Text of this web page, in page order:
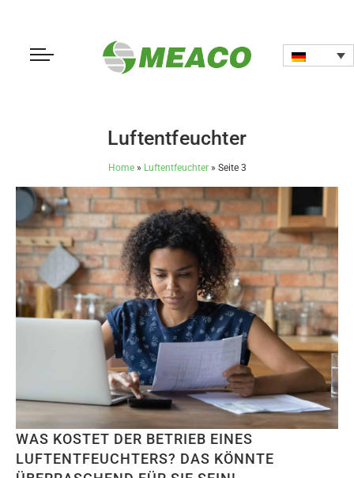
Luftentfeuchter
Home» Luftentfeuchter» Seite 3
WAS KOSTET DER BETRIEB EINES
LUFTENTFEUCHTERS? DAS KÖNNTE